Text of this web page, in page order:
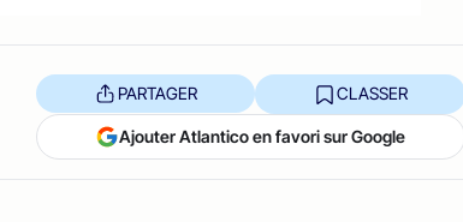
PARTAGER CLASSER
Ajouter Atlantico en favori sur Google